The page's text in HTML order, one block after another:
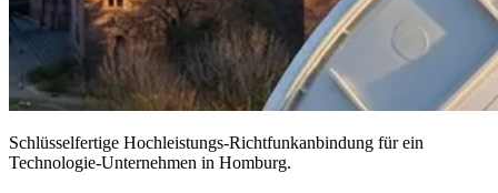
Schlüsselfertige Hochleistungs-Richtfunkanbindung für ein
Technologie-Unternehmen in Homburg.